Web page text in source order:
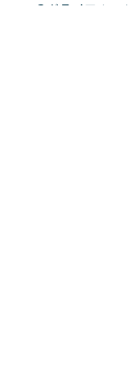
6.ドライフルー